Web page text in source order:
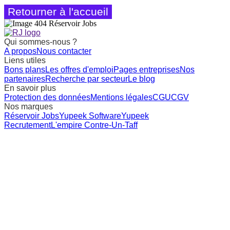
Retourner à l'accueil
Qui sommes-nous ?
A proposNous contacter
Liens utiles
Bons plansLes offres d'emploiPages entreprisesNos
partenairesRecherche par secteurLe blog
En savoir plus
Protection des donnéesMentions légalesCGUCGV
Nos marques
Réservoir JobsYupeek SoftwareYupeek
RecrutementL'empire Contre-Un-Taff